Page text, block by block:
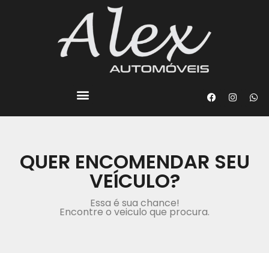
QUER ENCOMENDAR SEU
VEÍCULO?
Essa é sua chance!
Encontre o veiculo que procura.